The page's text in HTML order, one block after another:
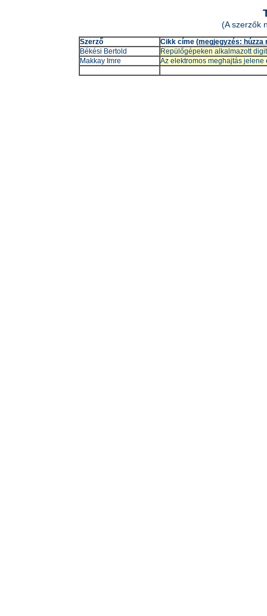
(A szerzők
Szerző Cikk címe (megjegyzés: húzza
Békési Bertold
Repülőgépeken alkalmazott
Makkay Imre
Az elektromos meghajtás